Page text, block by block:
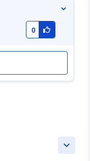
0
keyboard_arrow_down